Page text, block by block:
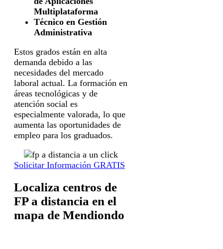
Multiplataforma
Técnico en Gestión
Administrativa
Estos grados están en alta
demanda debido a las
necesidades del mercado
laboral actual. La formación en
áreas tecnológicas y de
atención social es
especialmente valorada, lo que
aumenta las oportunidades de
empleo para los graduados.
Solicitar Información GRATIS
Localiza centros de
FP a distancia en el
mapa de Mendiondo